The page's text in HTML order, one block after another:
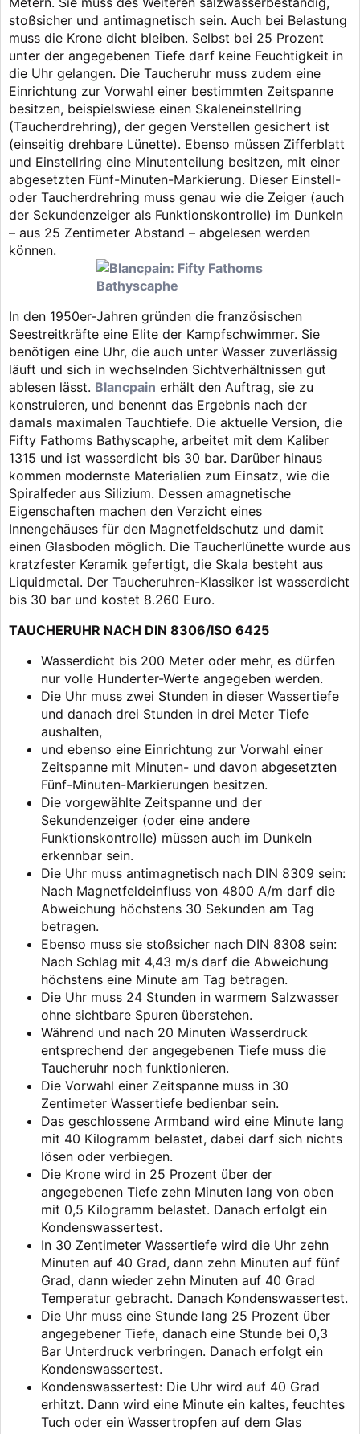
stoßsicher und antimagnetisch sein. Auch bei Belastung
muss die Krone dicht bleiben. Selbst bei 25 Prozent
unter der angegebenen Tiefe darf keine Feuchtigkeit in
die Uhr gelangen. Die Taucheruhr muss zudem eine
Einrichtung zur Vorwahl einer bestimmten Zeitspanne
besitzen, beispielswiese einen Skaleneinstellring
(Taucherdrehring), der gegen Verstellen gesichert ist
(einseitig drehbare Lünette). Ebenso müssen Zifferblatt
und Einstellring eine Minutenteilung besitzen, mit einer
abgesetzten Fünf-Minuten-Markierung. Dieser Einstell-
oder Taucherdrehring muss genau wie die Zeiger (auch
der Sekundenzeiger als Funktionskontrolle) im Dunkeln
– aus 25 Zentimeter Abstand – abgelesen werden
können.
In den 1950er-Jahren gründen die französischen
Seestreitkräfte eine Elite der Kampfschwimmer. Sie
benötigen eine Uhr, die auch unter Wasser zuverlässig
läuft und sich in wechselnden Sichtverhältnissen gut
ablesen lässt. Blancpain erhält den Auftrag, sie zu
konstruieren, und benennt das Ergebnis nach der
damals maximalen Tauchtiefe. Die aktuelle Version, die
Fifty Fathoms Bathyscaphe, arbeitet mit dem Kaliber
1315 und ist wasserdicht bis 30 bar. Darüber hinaus
kommen modernste Materialien zum Einsatz, wie die
Spiralfeder aus Silizium. Dessen amagnetische
Eigenschaften machen den Verzicht eines
Innengehäuses für den Magnetfeldschutz und damit
einen Glasboden möglich. Die Taucherlünette wurde aus
kratzfester Keramik gefertigt, die Skala besteht aus
Liquidmetal. Der Taucheruhren-Klassiker ist wasserdicht
bis 30 bar und kostet 8.260 Euro.
TAUCHERUHR NACH DIN 8306/ISO 6425
Wasserdicht bis 200 Meter oder mehr, es dürfen
nur volle Hunderter-Werte angegeben werden.
Die Uhr muss zwei Stunden in dieser Wassertiefe
und danach drei Stunden in drei Meter Tiefe
aushalten,
und ebenso eine Einrichtung zur Vorwahl einer
Zeitspanne mit Minuten- und davon abgesetzten
Fünf-Minuten-Markierungen besitzen.
Die vorgewählte Zeitspanne und der
Sekundenzeiger (oder eine andere
Funktionskontrolle) müssen auch im Dunkeln
erkennbar sein.
Die Uhr muss antimagnetisch nach DIN 8309 sein:
Nach Magnetfeldeinfluss von 4800 A/m darf die
Abweichung höchstens 30 Sekunden am Tag
betragen.
Ebenso muss sie stoßsicher nach DIN 8308 sein:
Nach Schlag mit 4,43 m/s darf die Abweichung
höchstens eine Minute am Tag betragen.
Die Uhr muss 24 Stunden in warmem Salzwasser
ohne sichtbare Spuren überstehen.
Während und nach 20 Minuten Wasserdruck
entsprechend der angegebenen Tiefe muss die
Taucheruhr noch funktionieren.
Die Vorwahl einer Zeitspanne muss in 30
Zentimeter Wassertiefe bedienbar sein.
Das geschlossene Armband wird eine Minute lang
mit 40 Kilogramm belastet, dabei darf sich nichts
lösen oder verbiegen.
Die Krone wird in 25 Prozent über der
angegebenen Tiefe zehn Minuten lang von oben
mit 0,5 Kilogramm belastet. Danach erfolgt ein
Kondenswassertest.
In 30 Zentimeter Wassertiefe wird die Uhr zehn
Minuten auf 40 Grad, dann zehn Minuten auf fünf
Grad, dann wieder zehn Minuten auf 40 Grad
Temperatur gebracht. Danach Kondenswassertest.
Die Uhr muss eine Stunde lang 25 Prozent über
angegebener Tiefe, danach eine Stunde bei 0,3
Bar Unterdruck verbringen. Danach erfolgt ein
Kondenswassertest.
Kondenswassertest: Die Uhr wird auf 40 Grad
erhitzt. Dann wird eine Minute ein kaltes, feuchtes
Tuch oder ein Wassertropfen auf dem Glas